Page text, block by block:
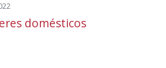
domésticos